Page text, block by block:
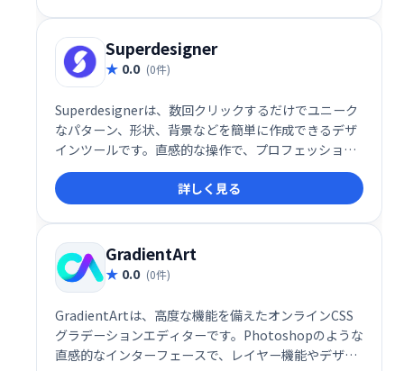
Superdesigner
0.0 (0件)
Superdesignerは、数回クリックするだけでユニーク
なパターン、形状、背景などを簡単に作成できるデザ
インツールです。直感的な操作で、プロフェッショナ
ルなデザインを素早く実現。創造性を自由に解き放
ち、デザインの可能性を広げましょう！
詳しく見る
GradientArt
0.0 (0件)
GradientArtは、高度な機能を備えたオンラインCSS
グラデーションエディターです。Photoshopのような
直感的なインターフェースで、レイヤー機能やデザイ